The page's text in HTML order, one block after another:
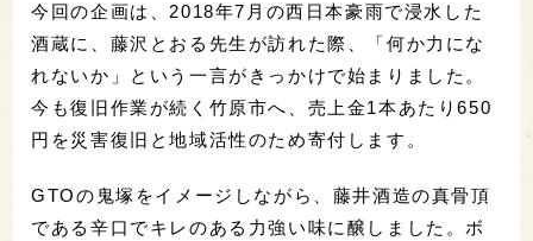
今回の企画は、2018年7月の西日本豪雨で浸水した
酒蔵に、藤沢とおる先生が訪れた際、「何か力にな
れないか」という一言がきっかけで始まりました。
今も復旧作業が続く竹原市へ、売上金1本あたり650
円を災害復旧と地域活性のため寄付します。
GTOの鬼塚をイメージしながら、藤井酒造の真骨頂
である辛口でキレのある力強い味に醸しました。ボ